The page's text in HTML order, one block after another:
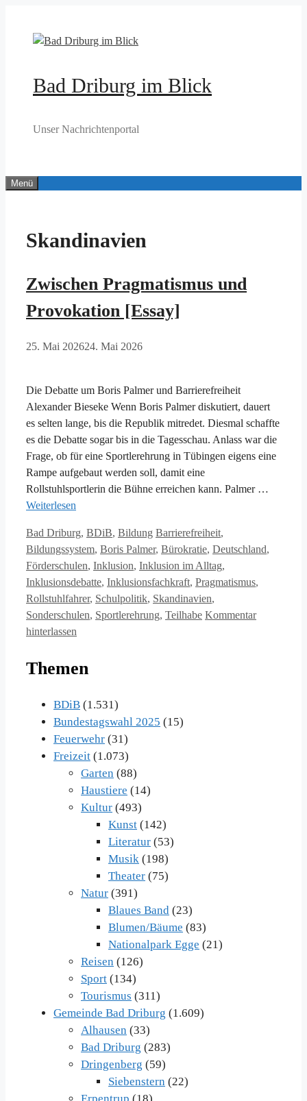
springen
Bad Driburg im Blick
Unser Nachrichtenportal
Menü
Skandinavien
Zwischen Pragmatismus und
Provokation [Essay]
25. Mai 202624. Mai 2026
Die Debatte um Boris Palmer und Barrierefreiheit
Alexander Bieseke Wenn Boris Palmer diskutiert, dauert
es selten lange, bis die Republik mitredet. Diesmal schaffte
es die Debatte sogar bis in die Tagesschau. Anlass war die
Frage, ob für eine Sportlerehrung in Tübingen eigens eine
Rampe aufgebaut werden soll, damit eine
Rollstuhlsportlerin die Bühne erreichen kann. Palmer …
Weiterlesen
Kategorien
Bad Driburg, BDiB, Bildung Schlagwörter
Barrierefreiheit,
Bildungssystem, Boris Palmer, Bürokratie, Deutschland,
Förderschulen, Inklusion, Inklusion im Alltag,
Inklusionsdebatte, Inklusionsfachkraft, Pragmatismus,
Rollstuhlfahrer, Schulpolitik, Skandinavien,
Sonderschulen, Sportlerehrung, Teilhabe Kommentar
hinterlassen
Themen
BDiB (1.531)
Bundestagswahl 2025 (15)
Feuerwehr (31)
Freizeit (1.073)
Garten (88)
Haustiere (14)
Kultur (493)
Kunst (142)
Literatur (53)
Musik (198)
Theater (75)
Natur (391)
Blaues Band (23)
Blumen/Bäume (83)
Nationalpark Egge (21)
Reisen (126)
Sport (134)
Tourismus (311)
Gemeinde Bad Driburg (1.609)
Alhausen (33)
Bad Driburg (283)
Dringenberg (59)
Siebenstern (22)